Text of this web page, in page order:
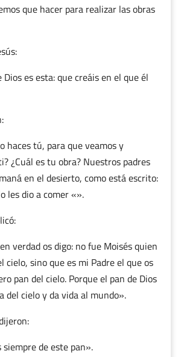
que hacer para realizar las obras
Dios es esta: que creáis en el que él
haces tú, para que veamos y
¿Cuál es tu obra? Nuestros padres
en el desierto, como está escrito:
les dio a comer «».
verdad os digo: no fue Moisés quien
cielo, sino que es mi Padre el que os
pan del cielo. Porque el pan de Dios
del cielo y da vida al mundo».
siempre de este pan».